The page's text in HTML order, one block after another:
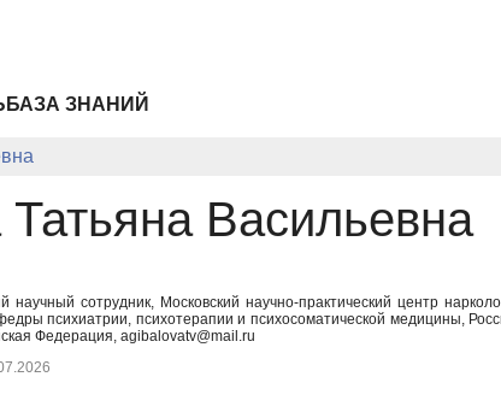
БАЗА ЗНАНИЙ
Васильевна
научный сотрудник, Московский научно-практический центр
психиатрии, психотерапии и психосоматической медицины,
Федерация, agibalovatv@mail.ru